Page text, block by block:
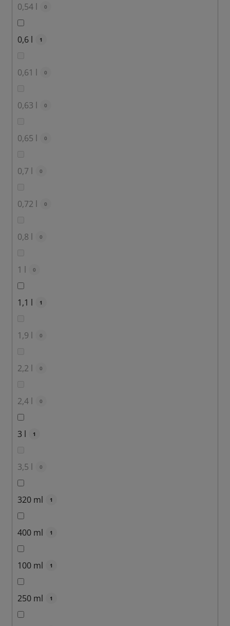
0,54 l 0
0,6 l 1
0,61 l 0
0,63 l 0
0,65 l 0
0,7 l 0
0,72 l 0
0,8 l 0
1 l 0
1,1 l 1
1,9 l 0
2,2 l 0
2,4 l 0
3 l 1
3,5 l 0
320 ml 1
400 ml 1
100 ml 1
250 ml 1